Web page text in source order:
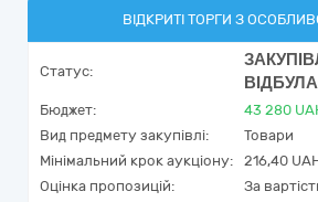
ВІДКРИТІ ТОРГИ З
Статус:
Бюджет: 43 280
Вид предмету закупівлі:
Товари
Мінімальний крок аукціону:
216,40
Оцінка пропозицій:
За